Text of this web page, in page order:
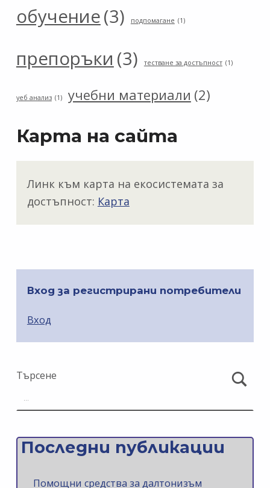
обучение(3) подпомагане (1)
препоръки (3) тестване за достъпност (1)
уеб анализ (1) учебни материали (2)
Карта на сайта
Линк към карта на екосистемата за
достъпност: Карта
Skip back to main navigation
Вход за регистрирани потребители
Вход
Търсене
Последни публикации
Помощни средства за далтонизъм